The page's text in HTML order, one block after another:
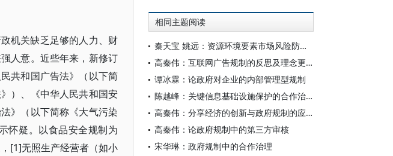
机关缺乏足够的人力、财
人意。近些年来，新修订
共和国广告法》（以下简
）、《中华人民共和国安
》（以下简称《大气污染
怀疑。以食品安全规制为
[1]无照生产经营者（如小
相同主题阅读
秦天宝 姚远：资源环境要素市场风险防范的公法进路——以自愿碳市场为例
高秦伟：互联网广告规制的反思及理念更新
谭冰霖：论政府对企业的内部管理型规制
陈越峰：关键信息基础设施保护的合作治理
高秦伟：分享经济的创新与政府规制的应对
高秦伟：论政府规制中的第三方审核
宋华琳：政府规制中的合作治理